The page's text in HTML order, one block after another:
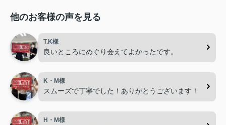
他のお客様の声を見る
T.K様
良いところにめぐり会えてよかったです。
K・M様
スムーズで丁寧でした！ありがとうございます！
H・M様